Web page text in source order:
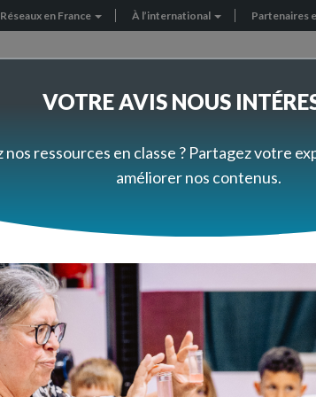
Réseaux en France À l’international Partenaires
Questions aux
à l'envers ?
fait-il que l'on voit parfois les roues d'une voiture
VOTRE AVIS NOUS
nos ressources en classe ? Partagez votre
améliorer nos contenus.